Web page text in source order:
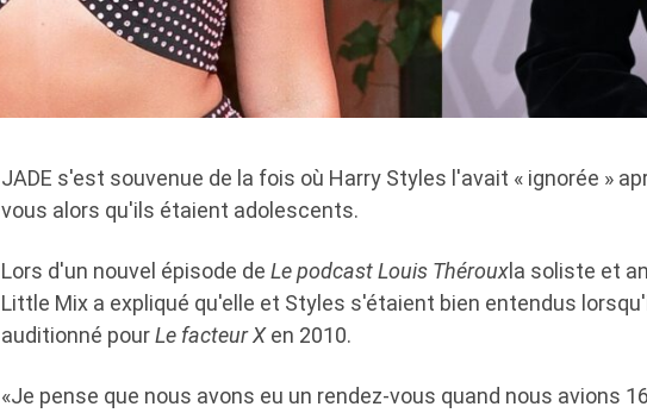
JADE s'est souvenue de la fois où Harry Styles l'avait « ignorée »
vous alors qu'ils étaient adolescents.
Lors d'un nouvel épisode de Le podcast Louis Thérouxla soliste et
Little Mix a expliqué qu'elle et Styles s'étaient bien entendus
auditionné pourLe facteur Xen 2010.
«Je pense que nous avons eu un rendez-vous quand nous avions